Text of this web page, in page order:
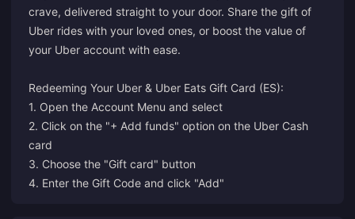
crave, delivered straight to your door. Share the gift of
Uber rides with your loved ones, or boost the value of
your Uber account with ease.
Redeeming Your Uber & Uber Eats Gift Card (ES):
1. Open the Account Menu and select
2. Click on the "+ Add funds" option on the Uber Cash
card
3. Choose the "Gift card" button
4. Enter the Gift Code and click "Add"